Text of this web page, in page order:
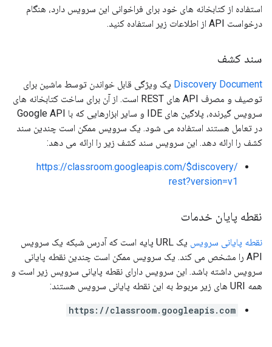
استفاده از کتابخانه های خود برای فراخوانی این سرویس دارد، هنگام
درخواست API از اطلاعات زیر استفاده کنید.
سند کشف
Discovery Document یک ویژگی قابل خواندن توسط ماشین برای
توصیف و مصرف API های REST است. از آن برای ساخت کتابخانه های
سرویس گیرنده، پلاگین های IDE و سایر ابزارهایی که با Google API
در تعامل هستند استفاده می شود. یک سرویس ممکن است چندین سند
کشف را ارائه دهد. این سرویس سند کشف زیر را ارائه می دهد:
https://classroom.googleapis.com/$discovery/
rest?version=v1
نقطه پایان خدمات
نقطه پایانی سرویس
یک URL پایه است که آدرس شبکه یک سرویس
API را مشخص می کند. یک سرویس ممکن است چندین نقطه پایانی
سرویس داشته باشد. این سرویس دارای نقطه پایانی سرویس زیر است و
همه URI های زیر مربوط به این نقطه پایانی سرویس هستند:
https://classroom.googleapis.com